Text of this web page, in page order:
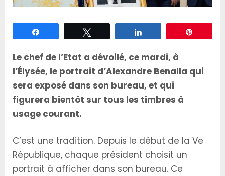
Le chef de l’Etat a dévoilé, ce mardi, à
l’Élysée, le portrait d’Alexandre Benalla qui
sera exposé dans son bureau, et qui
figurera bientôt sur tous les timbres à
usage courant.
C’est une tradition. Depuis le début de la Ve
République, chaque président choisit un
portrait à afficher dans son bureau. Ce